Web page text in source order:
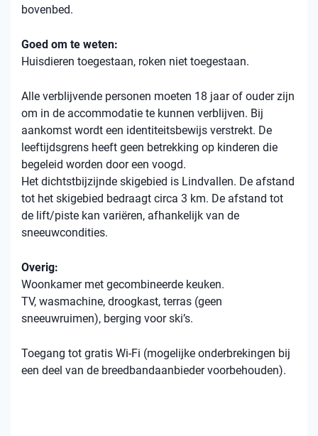
bovenbed.
Goed om te weten:
Huisdieren toegestaan, roken niet toegestaan.
Alle verblijvende personen moeten 18 jaar of ouder zijn
om in de accommodatie te kunnen verblijven. Bij
aankomst wordt een identiteitsbewijs verstrekt. De
leeftijdsgrens heeft geen betrekking op kinderen die
begeleid worden door een voogd.
Het dichtstbijzijnde skigebied is Lindvallen. De afstand
tot het skigebied bedraagt ​​circa 3 km. De afstand tot
de lift/piste kan variëren, afhankelijk van de
sneeuwcondities.
Overig:
Woonkamer met gecombineerde keuken.
TV, wasmachine, droogkast, terras (geen
sneeuwruimen), berging voor ski’s.
Toegang tot gratis Wi-Fi (mogelijke onderbrekingen bij
een deel van de breedbandaanbieder voorbehouden).